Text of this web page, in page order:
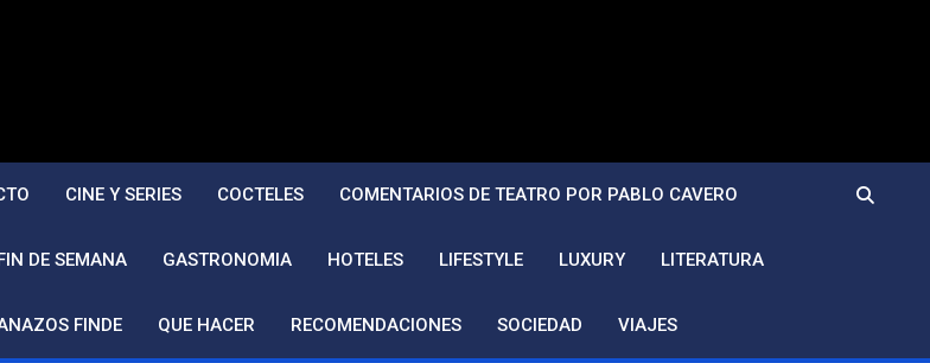
CINE Y SERIES COCTELES COMENTARIOS DE TEATRO POR PABLO CAVERO
DE SEMANA GASTRONOMIA HOTELES LIFESTYLE LUXURY LITERATURA
FINDE QUE HACER RECOMENDACIONES SOCIEDAD VIAJES